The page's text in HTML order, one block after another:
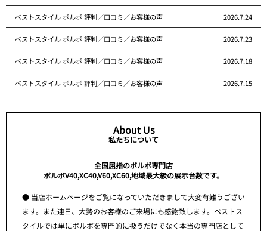
ベストスタイル ボルボ 評判／口コミ／お客様の声 2026.7.24
ベストスタイル ボルボ 評判／口コミ／お客様の声 2026.7.23
ベストスタイル ボルボ 評判／口コミ／お客様の声 2026.7.18
ベストスタイル ボルボ 評判／口コミ／お客様の声 2026.7.15
About Us
私たちについて
全国屈指のボルボ専門店
ボルボV40,XC40,V60,XC60,地域最大級の展示台数です。
● 当店ホームページをご覧になっていただきまして大変有難うござい
ます。また連日、大勢のお客様のご来場にも感謝致します。ベストス
タイルでは単にボルボを専門的に扱うだけでなく本当の専門店として